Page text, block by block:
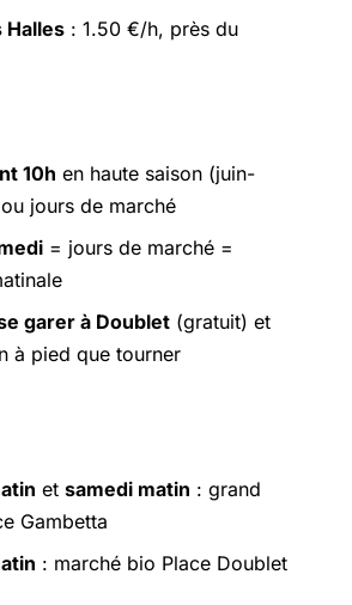
Halles : 1.50 €/h, près du
10h en haute saison (juin-
jours de marché
= jours de marché =
garer à Doublet (gratuit) et
à pied que tourner
et samedi matin : grand
Gambetta
: marché bio Place Doublet